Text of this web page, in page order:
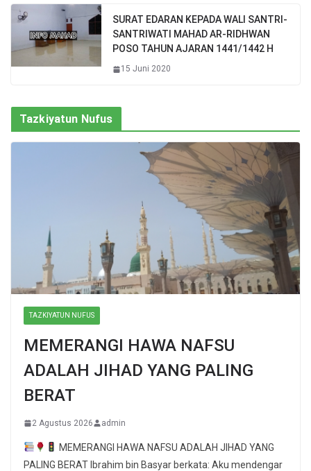
SURAT EDARAN KEPADA WALI SANTRI-
SANTRIWATI MAHAD AR-RIDHWAN
POSO TAHUN AJARAN 1441/1442 H
15 Juni 2020
Tazkiyatun Nufus
TAZKIYATUN NUFUS
MEMERANGI HAWA NAFSU
ADALAH JIHAD YANG PALING
BERAT
2 Agustus 2026 admin
MEMERANGI HAWA NAFSU ADALAH JIHAD YANG
PALING BERAT Ibrahim bin Basyar berkata: Aku mendengar